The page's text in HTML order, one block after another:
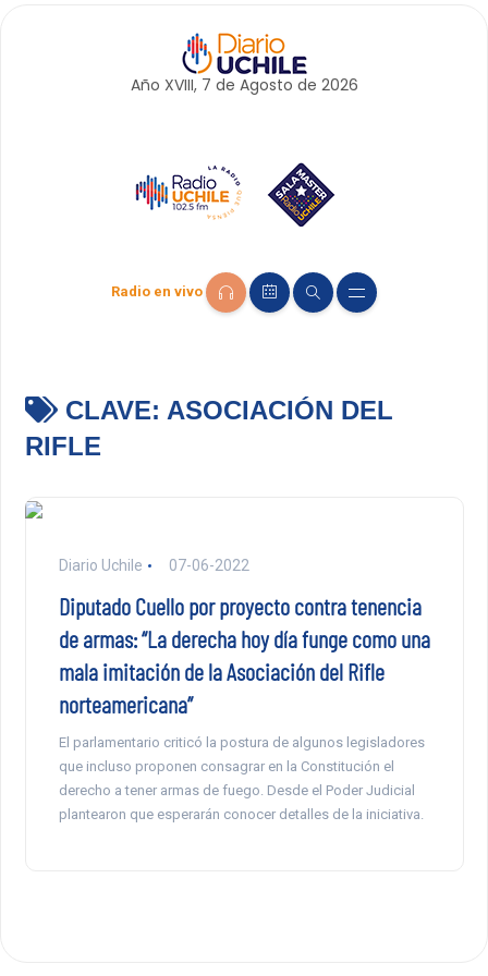
Año XVIII, 7 de Agosto de 2026
Radio en vivo
CLAVE: ASOCIACIÓN DEL
RIFLE
Diario Uchile 07-06-2022
Diputado Cuello por proyecto contra tenencia
de armas: “La derecha hoy día funge como una
mala imitación de la Asociación del Rifle
norteamericana”
El parlamentario criticó la postura de algunos legisladores
que incluso proponen consagrar en la Constitución el
derecho a tener armas de fuego. Desde el Poder Judicial
plantearon que esperarán conocer detalles de la iniciativa.